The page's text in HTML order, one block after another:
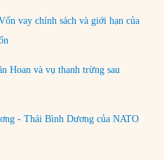
vay chính sách và giới hạn của
Hoan và vụ thanh trừng sau
- Thái Bình Dương của NATO